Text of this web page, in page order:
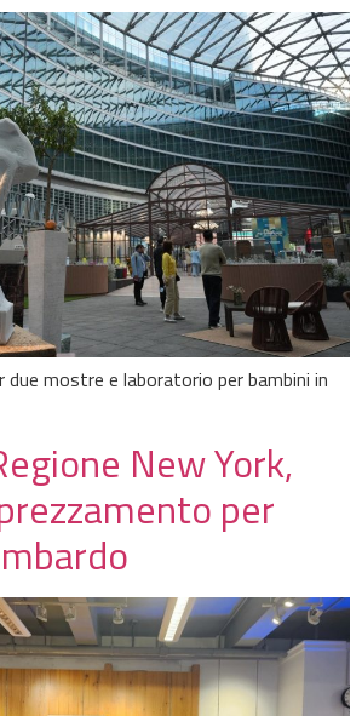
mostre e laboratorio per bambini in
New York,
per